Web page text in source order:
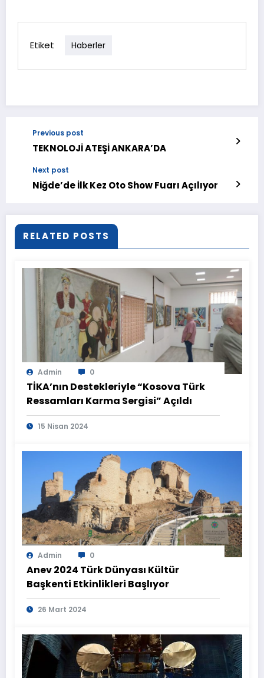
Etiket Haberler
Previous post
TEKNOLOJİ ATEŞİ ANKARA’DA
Next post
Niğde’de İlk Kez Oto Show Fuarı Açılıyor
RELATED POSTS
Admin 0
TİKA’nın Destekleriyle “Kosova Türk
Ressamları Karma Sergisi” Açıldı
15 Nisan 2024
Admin 0
Anev 2024 Türk Dünyası Kültür
Başkenti Etkinlikleri Başlıyor
26 Mart 2024